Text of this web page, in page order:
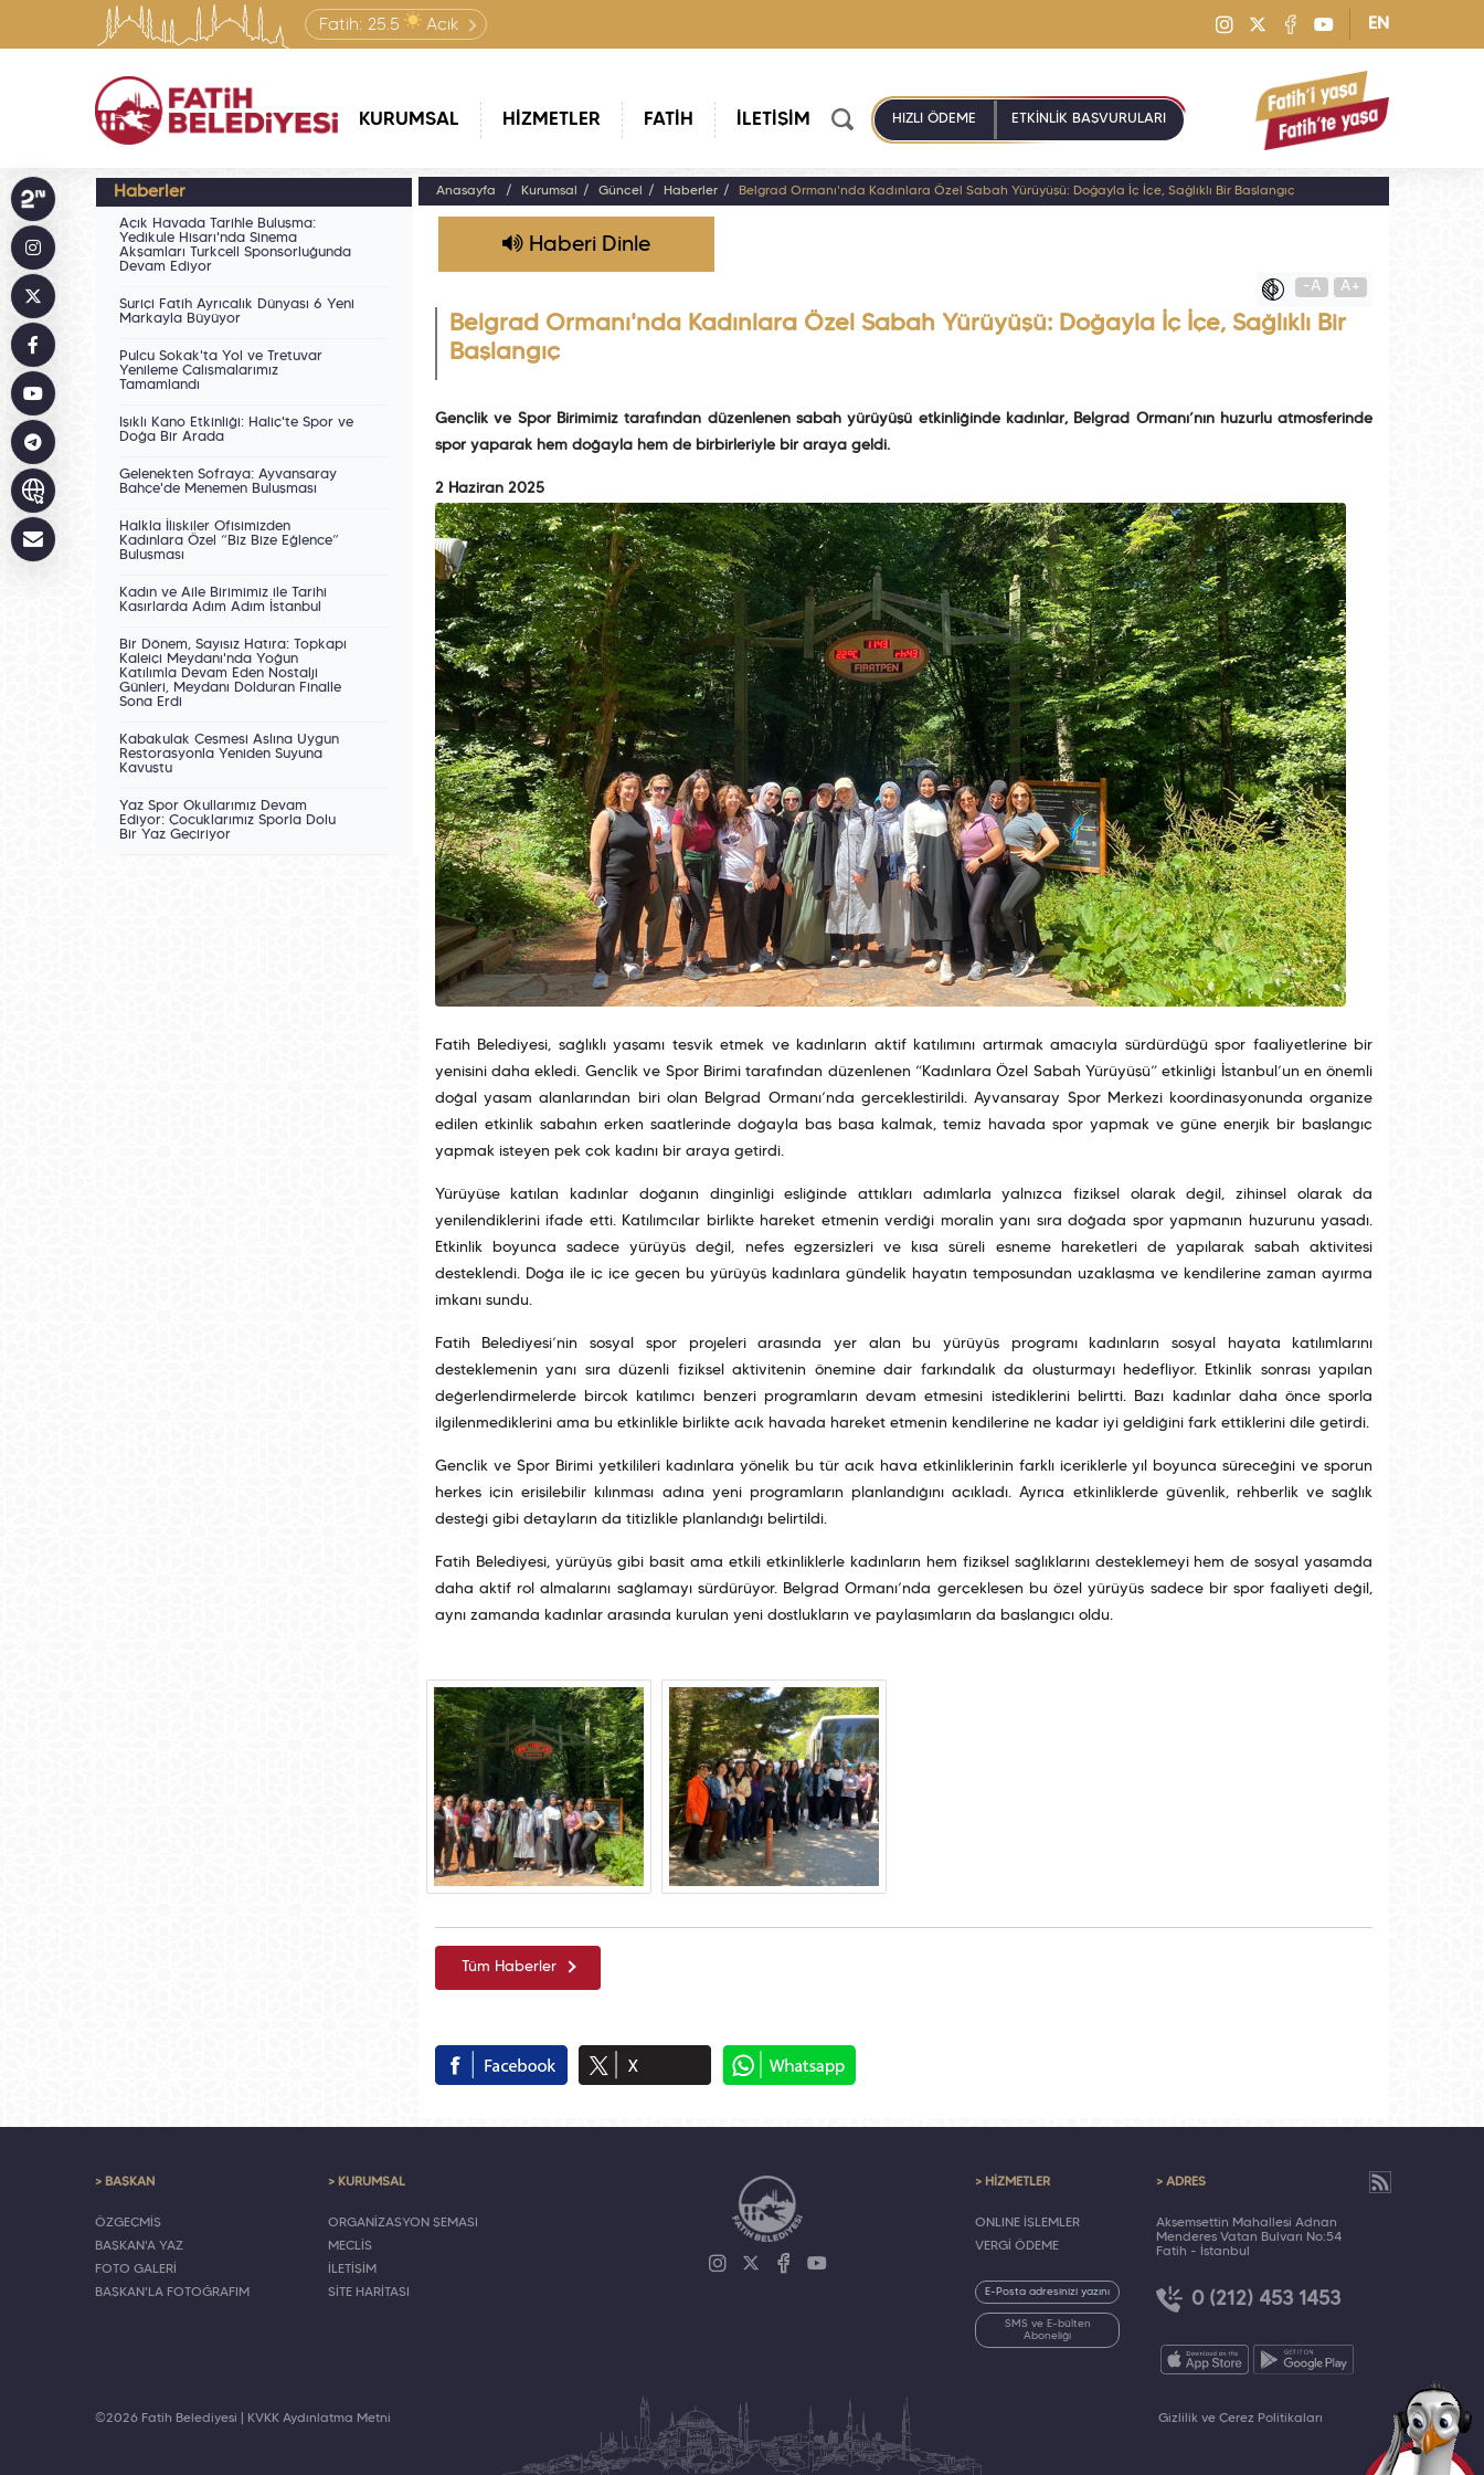
Fatih: 25.5 Açık EN
KURUMSAL HİZMETLER FATİH İLETİŞİM HIZLI ÖDEME ETKİNLİK BAŞVURULARI
Haberler
Açık Havada Tarihle Buluşma:
Yedikule Hisarı'nda Sinema
Akşamları Turkcell Sponsorluğunda
Devam Ediyor
Suriçi Fatih Ayrıcalık Dünyası 6 Yeni
Markayla Büyüyor
Pulcu Sokak'ta Yol ve Tretuvar
Yenileme Çalışmalarımız
Tamamlandı
Işıklı Kano Etkinliği: Haliç'te Spor ve
Doğa Bir Arada
Gelenekten Sofraya: Ayvansaray
Bahçe'de Menemen Buluşması
Halkla İlişkiler Ofisimizden
Kadınlara Özel “Biz Bize Eğlence”
Buluşması
Kadın ve Aile Birimimiz ile Tarihî
Kasırlarda Adım Adım İstanbul
Bir Dönem, Sayısız Hatıra: Topkapı
Kaleiçi Meydanı'nda Yoğun
Katılımla Devam Eden Nostalji
Günleri, Meydanı Dolduran Finalle
Sona Erdi
Kabakulak Çeşmesi Aslına Uygun
Restorasyonla Yeniden Suyuna
Kavuştu
Yaz Spor Okullarımız Devam
Ediyor: Çocuklarımız Sporla Dolu
Bir Yaz Geçiriyor
Anasayfa Kurumsal Güncel Haberler Belgrad Ormanı'nda Kadınlara Özel Sabah Yürüyüşü: Doğayla İç İçe, Sağlıklı Bir Başlangıç
Haberi Dinle
-A A+
Belgrad Ormanı'nda Kadınlara Özel Sabah Yürüyüşü: Doğayla İç İçe, Sağlıklı Bir
Başlangıç
Gençlik ve Spor Birimimiz tarafından düzenlenen sabah yürüyüşü etkinliğinde kadınlar, Belgrad Ormanı’nın huzurlu atmosferinde
spor yaparak hem doğayla hem de birbirleriyle bir araya geldi.
2 Haziran 2025
Fatih Belediyesi, sağlıklı yaşamı teşvik etmek ve kadınların aktif katılımını artırmak amacıyla sürdürdüğü spor faaliyetlerine bir
yenisini daha ekledi. Gençlik ve Spor Birimi tarafından düzenlenen “Kadınlara Özel Sabah Yürüyüşü” etkinliği İstanbul’un en önemli
doğal yaşam alanlarından biri olan Belgrad Ormanı’nda gerçekleştirildi. Ayvansaray Spor Merkezi koordinasyonunda organize
edilen etkinlik sabahın erken saatlerinde doğayla baş başa kalmak, temiz havada spor yapmak ve güne enerjik bir başlangıç
yapmak isteyen pek çok kadını bir araya getirdi.
Yürüyüşe katılan kadınlar doğanın dinginliği eşliğinde attıkları adımlarla yalnızca fiziksel olarak değil, zihinsel olarak da
yenilendiklerini ifade etti. Katılımcılar birlikte hareket etmenin verdiği moralin yanı sıra doğada spor yapmanın huzurunu yaşadı.
Etkinlik boyunca sadece yürüyüş değil, nefes egzersizleri ve kısa süreli esneme hareketleri de yapılarak sabah aktivitesi
desteklendi. Doğa ile iç içe geçen bu yürüyüş kadınlara gündelik hayatın temposundan uzaklaşma ve kendilerine zaman ayırma
imkanı sundu.
Fatih Belediyesi’nin sosyal spor projeleri arasında yer alan bu yürüyüş programı kadınların sosyal hayata katılımlarını
desteklemenin yanı sıra düzenli fiziksel aktivitenin önemine dair farkındalık da oluşturmayı hedefliyor. Etkinlik sonrası yapılan
değerlendirmelerde birçok katılımcı benzeri programların devam etmesini istediklerini belirtti. Bazı kadınlar daha önce sporla
ilgilenmediklerini ama bu etkinlikle birlikte açık havada hareket etmenin kendilerine ne kadar iyi geldiğini fark ettiklerini dile getirdi.
Gençlik ve Spor Birimi yetkilileri kadınlara yönelik bu tür açık hava etkinliklerinin farklı içeriklerle yıl boyunca süreceğini ve sporun
herkes için erişilebilir kılınması adına yeni programların planlandığını açıkladı. Ayrıca etkinliklerde güvenlik, rehberlik ve sağlık
desteği gibi detayların da titizlikle planlandığı belirtildi.
Fatih Belediyesi, yürüyüş gibi basit ama etkili etkinliklerle kadınların hem fiziksel sağlıklarını desteklemeyi hem de sosyal yaşamda
daha aktif rol almalarını sağlamayı sürdürüyor. Belgrad Ormanı’nda gerçekleşen bu özel yürüyüş sadece bir spor faaliyeti değil,
aynı zamanda kadınlar arasında kurulan yeni dostlukların ve paylaşımların da başlangıcı oldu.
Tüm Haberler
> BAŞKAN
ÖZGEÇMİŞ
BAŞKAN'A YAZ
FOTO GALERİ
BAŞKAN'LA FOTOĞRAFIM
> KURUMSAL
ORGANİZASYON ŞEMASI
MECLİS
İLETİŞİM
SİTE HARİTASI
> HİZMETLER
ONLINE İŞLEMLER
VERGİ ÖDEME
SMS ve E-bülten
Aboneliği
> ADRES
Akşemsettin Mahallesi Adnan
Menderes Vatan Bulvarı No:54
Fatih - İstanbul
0 (212) 453 1453
©2026 Fatih Belediyesi | KVKK Aydınlatma Metni Gizlilik ve Çerez Politikaları